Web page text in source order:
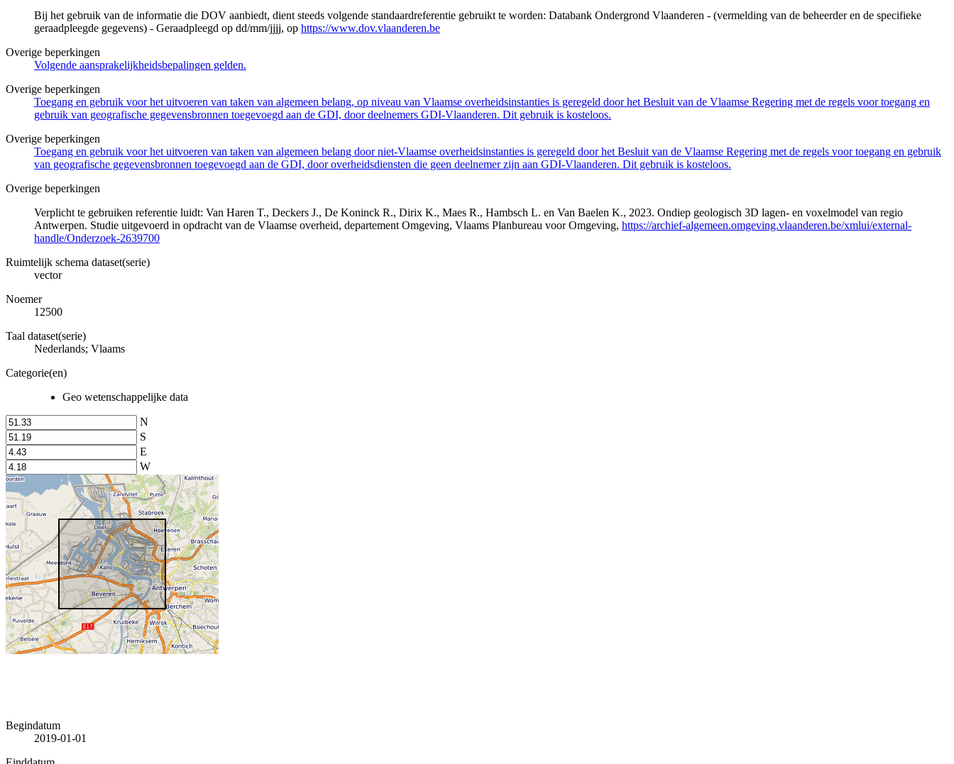
Bij het gebruik van de informatie die DOV aanbiedt, dient steeds volgende standaardreferentie gebruikt te worden: Databank Ondergrond Vlaanderen - (vermelding van de beheerder en de specifieke
geraadpleegde gegevens) - Geraadpleegd op dd/mm/jjjj, op https://www.dov.vlaanderen.be
Overige beperkingen
Volgende aansprakelijkheidsbepalingen gelden.
Overige beperkingen
Toegang en gebruik voor het uitvoeren van taken van algemeen belang, op niveau van Vlaamse overheidsinstanties is geregeld door het Besluit van de Vlaamse Regering met de regels voor toegang en
gebruik van geografische gegevensbronnen toegevoegd aan de GDI, door deelnemers GDI-Vlaanderen. Dit gebruik is kosteloos.
Overige beperkingen
Toegang en gebruik voor het uitvoeren van taken van algemeen belang door niet-Vlaamse overheidsinstanties is geregeld door het Besluit van de Vlaamse Regering met de regels voor toegang en gebruik
van geografische gegevensbronnen toegevoegd aan de GDI, door overheidsdiensten die geen deelnemer zijn aan GDI-Vlaanderen. Dit gebruik is kosteloos.
Overige beperkingen
Verplicht te gebruiken referentie luidt: Van Haren T., Deckers J., De Koninck R., Dirix K., Maes R., Hambsch L. en Van Baelen K., 2023. Ondiep geologisch 3D lagen- en voxelmodel van regio
Antwerpen. Studie uitgevoerd in opdracht van de Vlaamse overheid, departement Omgeving, Vlaams Planbureau voor Omgeving, https://archief-algemeen.omgeving.vlaanderen.be/xmlui/external-
handle/Onderzoek-2639700
Ruimtelijk schema dataset(serie)
vector
Noemer
12500
Taal dataset(serie)
Nederlands; Vlaams
Categorie(en)
Geo wetenschappelijke data
N
S
E
W
Begindatum
2019-01-01